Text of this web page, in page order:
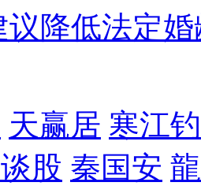
议降低法定婚
天赢居 寒江
股 秦国安